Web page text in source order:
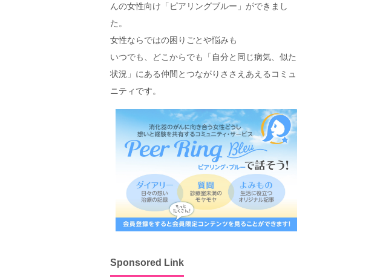
んの女性向け「ピアリングブルー」ができまし
た。
女性ならではの困りごとや悩みも
いつでも、どこからでも「自分と同じ病気、似た
状況」にある仲間とつながりささえあえるコミュ
ニティです。
Sponsored Link